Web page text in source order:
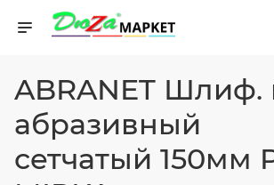
ABRANET Шлиф.
абразивный
сетчатый 150мм